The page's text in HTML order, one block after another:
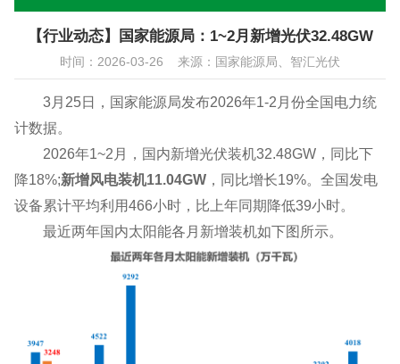
【行业动态】国家能源局：1~2月新增光伏32.48GW
时间：2026-03-26 来源：国家能源局、智汇光伏
3月25日，国家能源局发布2026年1-2月份全国电力统
计数据。
2026年1~2月，国内新增光伏装机32.48GW，同比下
降18%;新增风电装机11.04GW，同比增长19%。全国发电
设备累计平均利用466小时，比上年同期降低39小时。
最近两年国内太阳能各月新增装机如下图所示。